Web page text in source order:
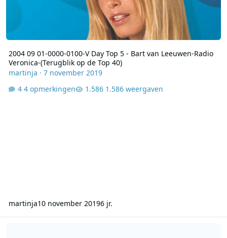
2004 09 01-0000-0100-V Day Top 5 - Bart van Leeuwen-Radio
Veronica-(Terugblik op de Top 40)
martinja · 7 november 2019
4 opmerkingen
1.586 weergaven
martinja10 november 20196 jr.